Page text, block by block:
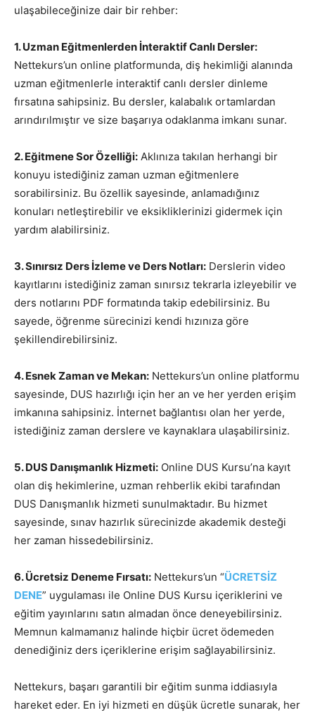
ulaşabileceğinize dair bir rehber:
1. Uzman Eğitmenlerden İnteraktif Canlı Dersler:
Nettekurs’un online platformunda, diş hekimliği alanında
uzman eğitmenlerle interaktif canlı dersler dinleme
fırsatına sahipsiniz. Bu dersler, kalabalık ortamlardan
arındırılmıştır ve size başarıya odaklanma imkanı sunar.
2. Eğitmene Sor Özelliği: Aklınıza takılan herhangi bir
konuyu istediğiniz zaman uzman eğitmenlere
sorabilirsiniz. Bu özellik sayesinde, anlamadığınız
konuları netleştirebilir ve eksikliklerinizi gidermek için
yardım alabilirsiniz.
3. Sınırsız Ders İzleme ve Ders Notları: Derslerin video
kayıtlarını istediğiniz zaman sınırsız tekrarla izleyebilir ve
ders notlarını PDF formatında takip edebilirsiniz. Bu
sayede, öğrenme sürecinizi kendi hızınıza göre
şekillendirebilirsiniz.
4. Esnek Zaman ve Mekan: Nettekurs’un online platformu
sayesinde, DUS hazırlığı için her an ve her yerden erişim
imkanına sahipsiniz. İnternet bağlantısı olan her yerde,
istediğiniz zaman derslere ve kaynaklara ulaşabilirsiniz.
5. DUS Danışmanlık Hizmeti: Online DUS Kursu’na kayıt
olan diş hekimlerine, uzman rehberlik ekibi tarafından
DUS Danışmanlık hizmeti sunulmaktadır. Bu hizmet
sayesinde, sınav hazırlık sürecinizde akademik desteği
her zaman hissedebilirsiniz.
6. Ücretsiz Deneme Fırsatı: Nettekurs’un “ÜCRETSİZ
DENE” uygulaması ile Online DUS Kursu içeriklerini ve
eğitim yayınlarını satın almadan önce deneyebilirsiniz.
Memnun kalmamanız halinde hiçbir ücret ödemeden
denediğiniz ders içeriklerine erişim sağlayabilirsiniz.
Nettekurs, başarı garantili bir eğitim sunma iddiasıyla
hareket eder. En iyi hizmeti en düşük ücretle sunarak, her